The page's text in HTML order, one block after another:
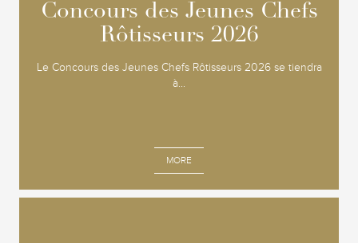
Concours des Jeunes Chefs
Rôtisseurs 2026
Le Concours des Jeunes Chefs Rôtisseurs 2026 se tiendra
à...
MORE
Concours des Jeunes Chefs
Rôtisseurs 2026